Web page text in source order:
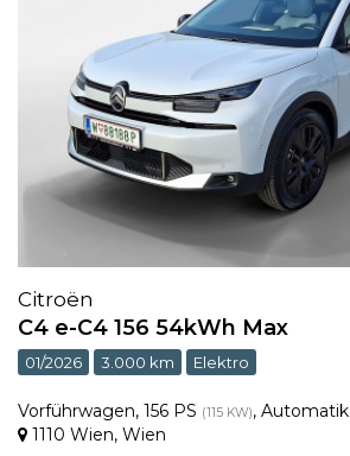
Citroën
C4 e-C4 156 54kWh Max
01/2026 3.000 km Elektro
Vorführwagen, 156 PS (115 KW), Automatik
1110 Wien, Wien